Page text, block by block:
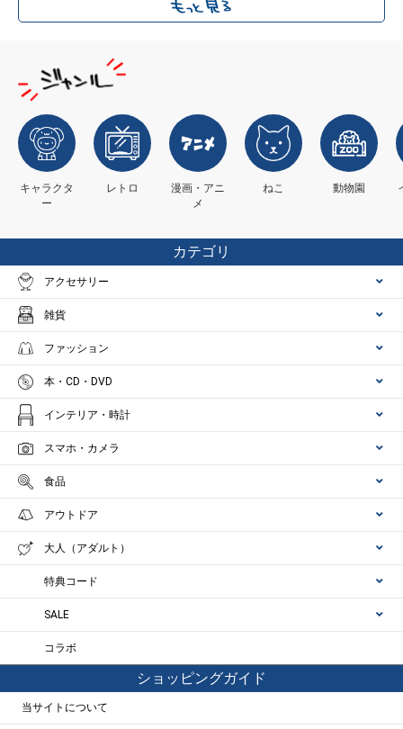
キャラクタ
ー
レトロ
漫画・アニ
メ
ねこ 動物園
カテゴリ
アクセサリー
雑貨
ファッション
本・CD・DVD
インテリア・時計
スマホ・カメラ
食品
アウトドア
大人（アダルト）
特典コード
SALE
コラボ
ショッピングガイド
当サイトについて